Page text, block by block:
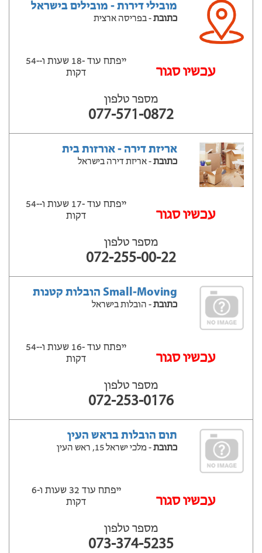
מובילי דירות - מובילים בישראל
כתובת- בפריסה ארצית
‫עכשיו סגור
ייפתח עוד -18 שעות ‫ו--54
דקות
מספר טלפון
077-571-0872
אריזת דירה - אורזות בית
כתובת- אריזת דירה בישראל
‫עכשיו סגור
ייפתח עוד -17 שעות ‫ו--54
דקות
מספר טלפון
072-255-00-22
Small-Moving הובלות קטנות
כתובת- הובלות בישראל
‫עכשיו סגור
ייפתח עוד -16 שעות ‫ו--54
דקות
מספר טלפון
072-253-0176
תום הובלות בראש העין
כתובת- מלכי ישראל 15, ראש העין
עכשיו סגור
ייפתח עוד 32 שעות ‫ו-6
דקות
מספר טלפון
073-374-5235